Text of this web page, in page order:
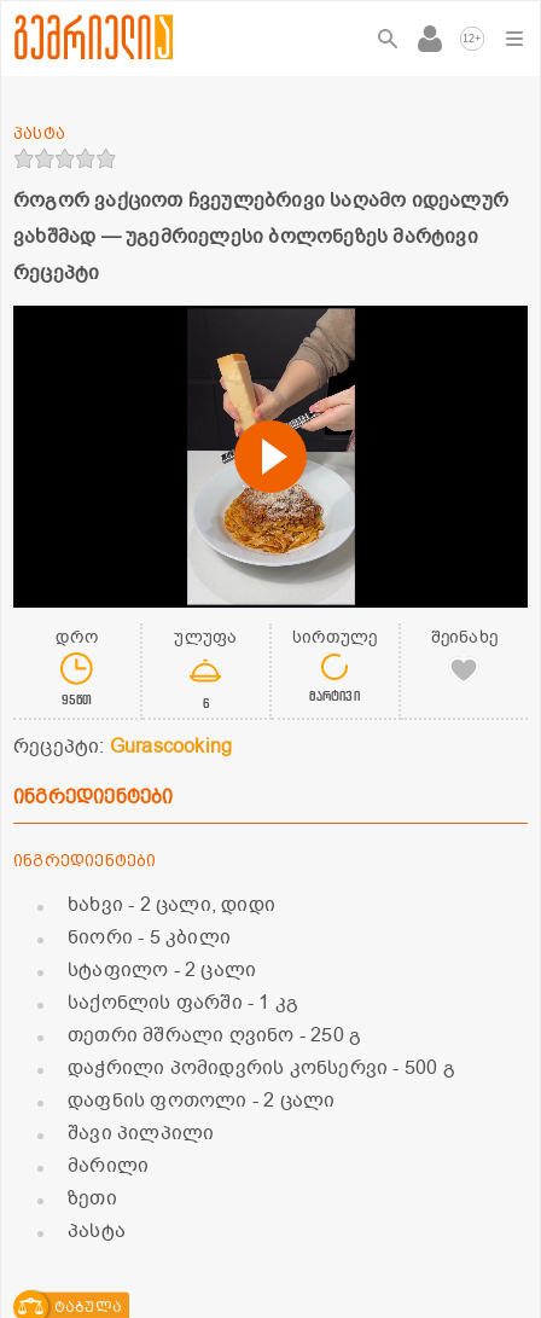
12+
როგორ ვაქციოთ ჩვეულებრივი საღამო იდეალურ
ვახშმად — უგემრიელესი ბოლონეზეს მარტივი
რეცეპტი
პასტა
დრო
95წთ
ულუფა
6
სირთულე
მარტივი
შეინახე
რეცეპტი: Gurascooking
ინგრედიენტები
ინგრედიენტები
ხახვი- 2 ცალი, დიდი
ნიორი- 5 კბილი
სტაფილო - 2 ცალი
საქონლის ფარში - 1 კგ
თეთრი მშრალი ღვინო - 250 გ
დაჭრილი პომიდვრის კონსერვი- 500 გ
დაფნის ფოთოლი - 2 ცალი
შავი პილპილი
მარილი
ზეთი
პასტა
ტაბულა